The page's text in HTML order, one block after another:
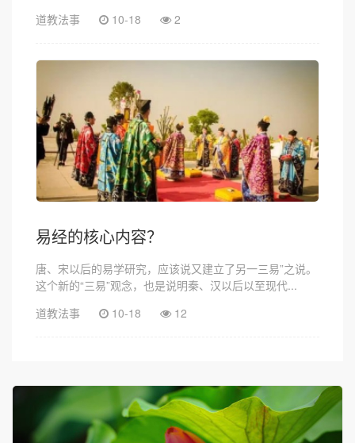
道教法事
10-18 2
易经的核心内容？
唐、宋以后的易学研究，应该说又建立了另一三易”之说。
这个新的“三易”观念，也是说明秦、汉以后以至现代...
道教法事
10-18 12